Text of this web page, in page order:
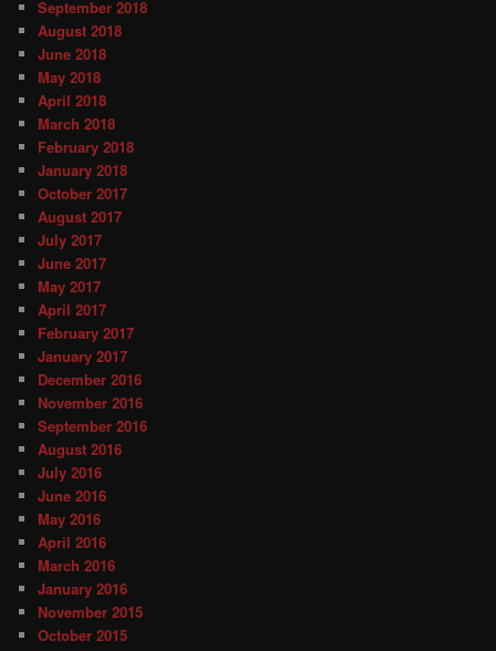
September 2018
August 2018
June 2018
May 2018
April 2018
March 2018
February 2018
January 2018
October 2017
August 2017
July 2017
June 2017
May 2017
April 2017
February 2017
January 2017
December 2016
November 2016
September 2016
August 2016
July 2016
June 2016
May 2016
April 2016
March 2016
January 2016
November 2015
October 2015